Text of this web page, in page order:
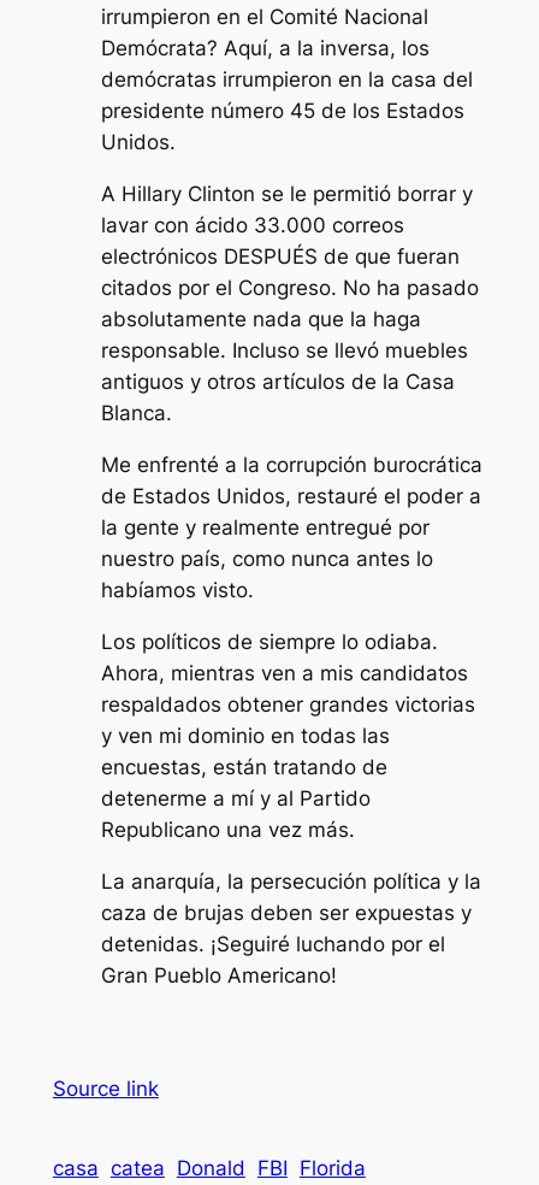
irrumpieron en el Comité Nacional
Demócrata? Aquí, a la inversa, los
demócratas irrumpieron en la casa del
presidente número 45 de los Estados
Unidos.
A Hillary Clinton se le permitió borrar y
lavar con ácido 33.000 correos
electrónicos DESPUÉS de que fueran
citados por el Congreso. No ha pasado
absolutamente nada que la haga
responsable. Incluso se llevó muebles
antiguos y otros artículos de la Casa
Blanca.
Me enfrenté a la corrupción burocrática
de Estados Unidos, restauré el poder a
la gente y realmente entregué por
nuestro país, como nunca antes lo
habíamos visto.
Los políticos de siempre lo odiaba.
Ahora, mientras ven a mis candidatos
respaldados obtener grandes victorias
y ven mi dominio en todas las
encuestas, están tratando de
detenerme a mí y al Partido
Republicano una vez más.
La anarquía, la persecución política y la
caza de brujas deben ser expuestas y
detenidas. ¡Seguiré luchando por el
Gran Pueblo Americano!
Source link
casa catea Donald FBI Florida